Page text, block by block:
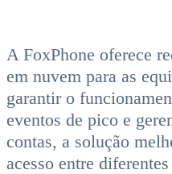
A FoxPhone oferece
em nuvem para as
garantir o
eventos de pico e
contas, a solução
acesso entre